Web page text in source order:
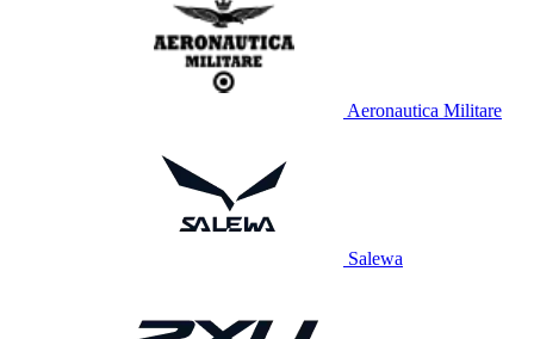
Aeronautica Militare
Salewa